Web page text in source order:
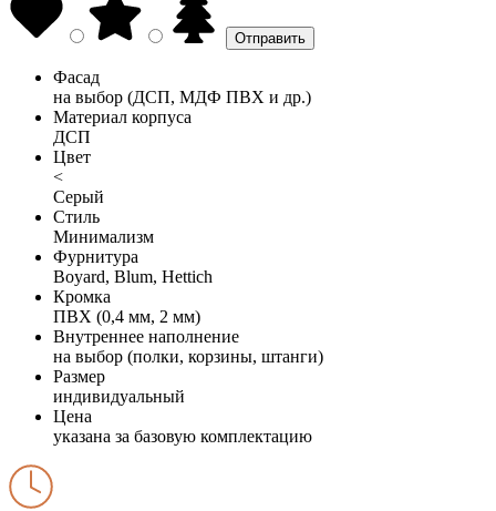
Фасад
на выбор (ДСП, МДФ ПВХ и др.)
Материал корпуса
ДСП
Цвет
<
Серый
Стиль
Минимализм
Фурнитура
Boyard, Blum, Hettich
Кромка
ПВХ (0,4 мм, 2 мм)
Внутреннее наполнение
на выбор (полки, корзины, штанги)
Размер
индивидуальный
Цена
указана за базовую комплектацию